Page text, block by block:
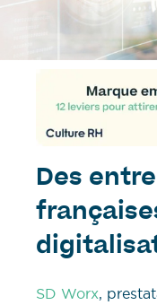
Des
SD Worx,